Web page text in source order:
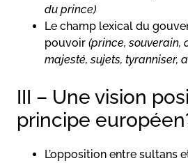
du prince)
Le champ lexical du
pouvoir (prince, souverain,
majesté, sujets, tyranniser,
III – Une vision
principe
L’opposition entre sultans